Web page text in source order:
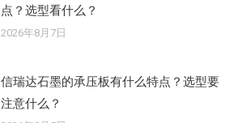
点？选型看什么？
2026年8月7日
信瑞达石墨的承压板有什么特点？选型要
注意什么？